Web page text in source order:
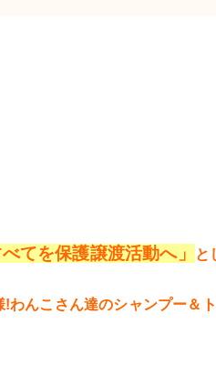
てを保護譲渡活動へ」
と
んこさん達のシャンプー＆